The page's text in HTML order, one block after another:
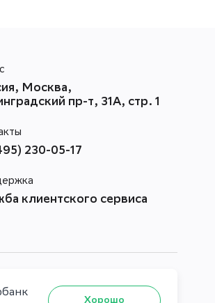
Москва,
пр-т, 31А, стр. 1
230-05-17
клиентского сервиса